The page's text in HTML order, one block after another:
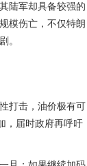
陆军却具备较强的
模伤亡，不仅特朗
。
打击，油价极有可
，届时政府再呼吁